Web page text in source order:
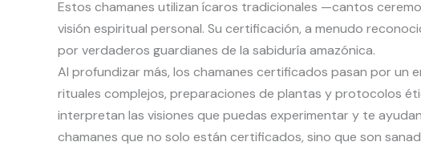
Estos chamanes utilizan ícaros tradicionales —cantos
visión espiritual personal. Su certificación, a menudo
por verdaderos guardianes de la sabiduría amazónica.
Al profundizar más, los chamanes certificados pasan por
rituales complejos, preparaciones de plantas y protocolos
interpretan las visiones que puedas experimentar y te
chamanes que no solo están certificados, sino que son